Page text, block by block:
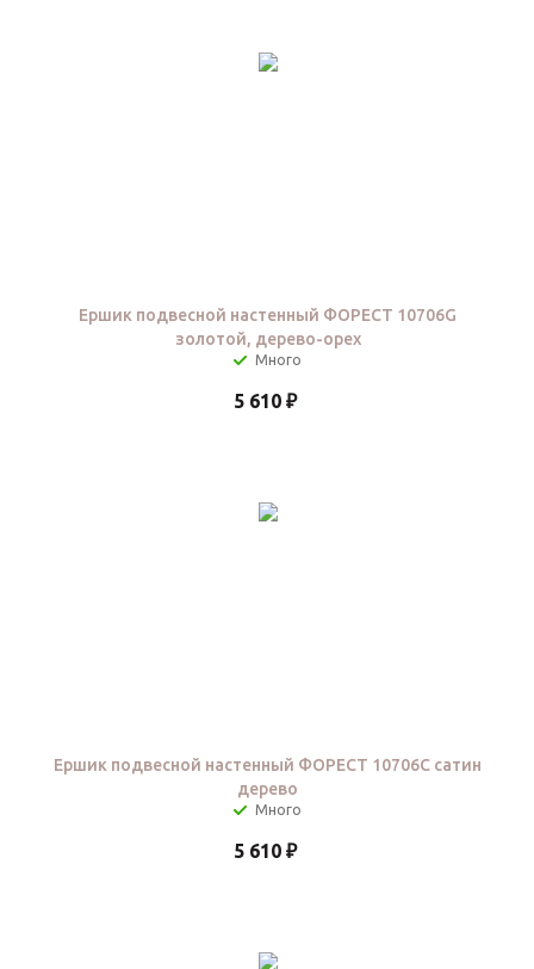
Ершик подвесной настенный ФОРЕСТ 10706G
золотой, дерево-орех
5 610 ₽
Ершик подвесной настенный ФОРЕСТ 10706C сатин
дерево
5 610 ₽